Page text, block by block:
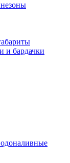
и бардачки